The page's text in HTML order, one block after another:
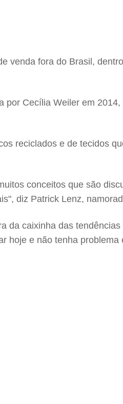
venda fora do Brasil,
Cecília Weiler em
reciclados e de tecidos
conceitos que são
diz Patrick Lenz,
da caixinha das
hoje e não tenha